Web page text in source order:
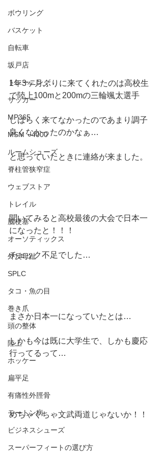
ボウリング
バスケット
自転車
坂戸店
トレーニング
サッカー
MP365
MSM・4000
ルームシューズ
脊柱管狭窄症
ウェブストア
トレイル
脳梗塞
オーソティックス
外反母趾
SPLC
タコ・魚の目
巻き爪
頭の整体
陸上
ホッケー
扁平足
有痛性外脛骨
モートン病
ビジネスシューズ
スーパーフィートの選び方
1年3ヶ月ぶりに来てくれたのは高校生
で陸上100mと200mの三輪颯太選手
しばらく来てなかったのであまり調子
良くなかったのかなぁ…
と思っていたときに連絡が来ました。
聞いてみると高校最後の大会で日本一
になったと！！！
チェック不足でした…
まさか日本一になっていたとは…
しかも今は既に大学生で、しかも慶応
行ってるって…
めちゃくちゃ文武両道じゃないか！！